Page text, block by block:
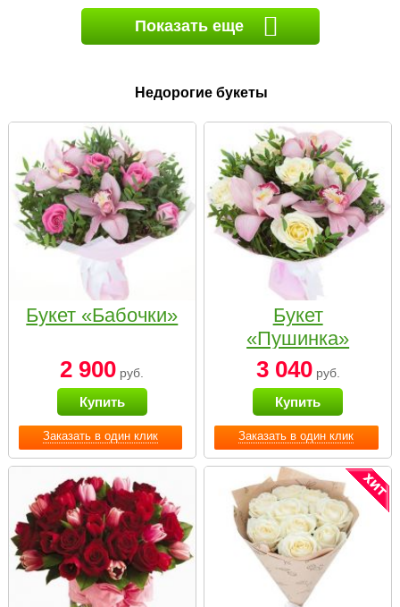
Показать еще
Недорогие букеты
Заказать в один клик
Букет «Бабочки»
2 900 руб.
Купить
Заказать в один клик
Букет
«Пушинка»
3 040руб.
Купить